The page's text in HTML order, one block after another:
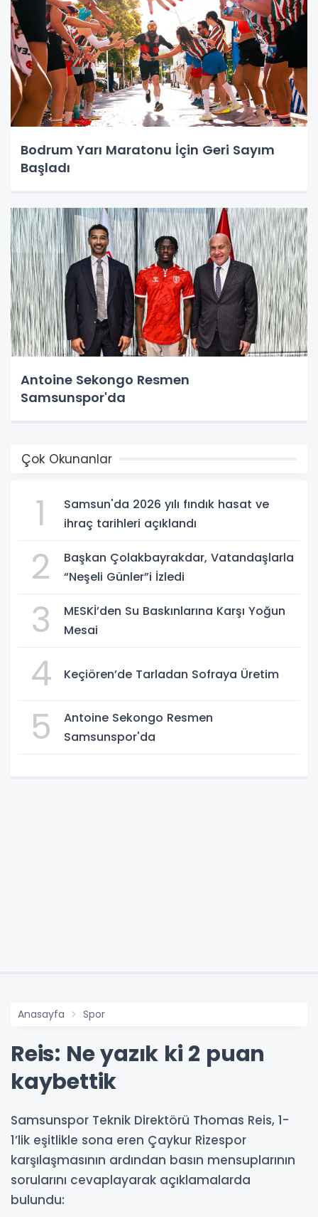
Bodrum Yarı Maratonu İçin Geri Sayım
Başladı
Antoine Sekongo Resmen
Samsunspor'da
Çok Okunanlar
1
Samsun'da 2026 yılı fındık hasat ve
ihraç tarihleri açıklandı
2
Başkan Çolakbayrakdar, Vatandaşlarla
“Neşeli Günler”i İzledi
3
MESKİ’den Su Baskınlarına Karşı Yoğun
Mesai
4 Keçiören’de Tarladan Sofraya Üretim
5
Antoine Sekongo Resmen
Samsunspor'da
Anasayfa Spor
Reis: Ne yazık ki 2 puan
kaybettik
Samsunspor Teknik Direktörü Thomas Reis, 1-
1’lik eşitlikle sona eren Çaykur Rizespor
karşılaşmasının ardından basın mensuplarının
sorularını cevaplayarak açıklamalarda
bulundu: